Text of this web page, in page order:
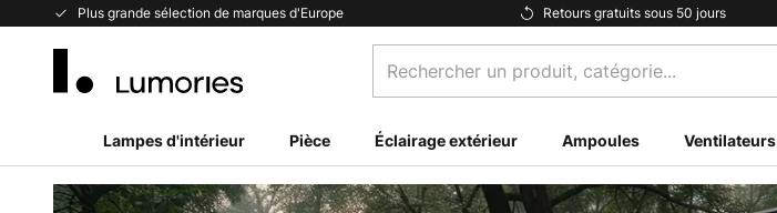
Plus grande sélection de marques d'Europe Retours gratuits sous 50 jours
Allez
un
catégorie...
Lampes d'intérieur Pièce Éclairage extérieur Ampoules Ventilateurs